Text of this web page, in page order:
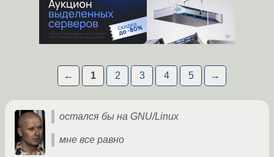
← 1 2 3 4 5 →
остался бы на GNU/Linux
мне все равно